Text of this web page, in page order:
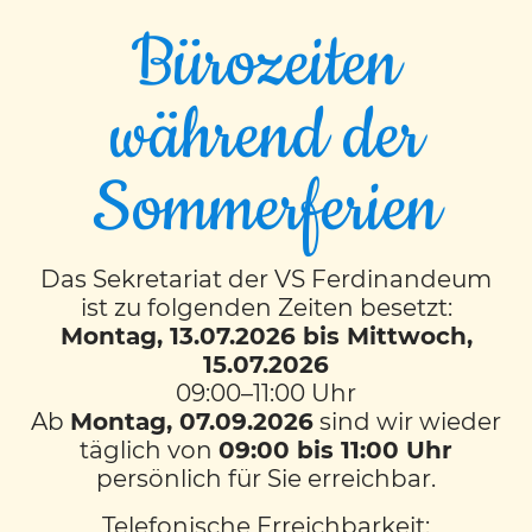
EVENT TIMESLOTS (3)
8:50
VS Ferdinandeum
VS Ferdinandeum
12:50
Bürozeiten
während der
Sommerferien
Das Sekretariat der VS Ferdinandeum
ist zu folgenden Zeiten besetzt:
Montag, 13.07.2026 bis Mittwoch,
15.07.2026
09:00–11:00 Uhr
Ab Montag, 07.09.2026 sind wir wieder
täglich von 09:00 bis 11:00 Uhr
persönlich für Sie erreichbar.
Telefonische Erreichbarkeit: